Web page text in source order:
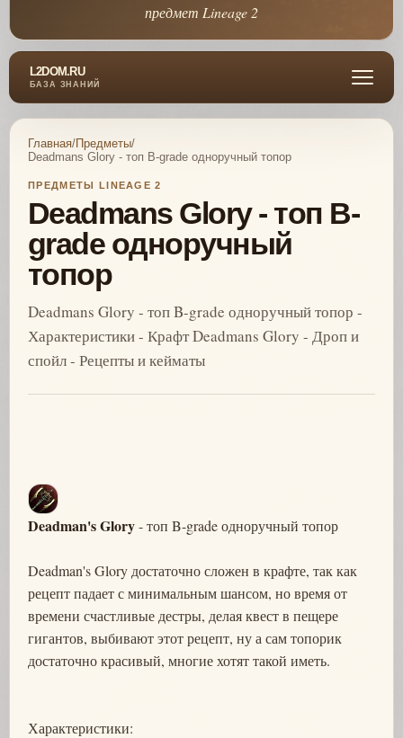
предмет Lineage 2
L2DOM.RU
БАЗА ЗНАНИЙ
Главная/Предметы/
Deadmans Glory - топ B-grade одноручный топор
ПРЕДМЕТЫ LINEAGE 2
Deadmans Glory - топ B-
grade одноручный
топор
Deadmans Glory - топ B-grade одноручный топор -
Характеристики - Крафт Deadmans Glory - Дроп и
спойл - Рецепты и кейматы
Deadman's Glory- топ B-grade одноручный топор
Deadman's Glory достаточно сложен в крафте, так как
рецепт падает с минимальным шансом, но время от
времени счастливые дестры, делая квест в пещере
гигантов, выбивают этот рецепт, ну а сам топорик
достаточно красивый, многие хотят такой иметь.
Характеристики: